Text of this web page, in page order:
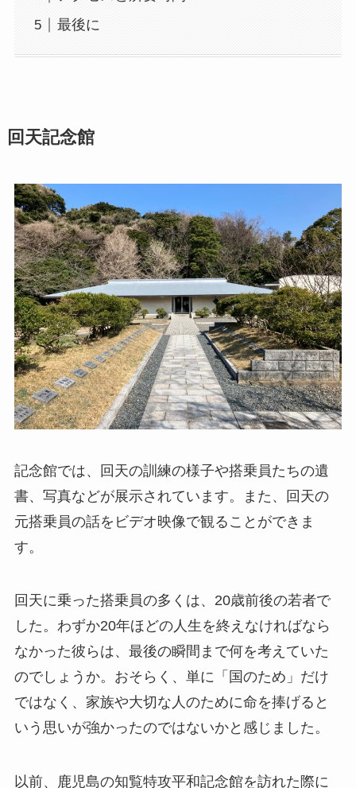
最後に
回天記念館
記念館では、回天の訓練の様子や搭乗員たちの遺
書、写真などが展示されています。また、回天の
元搭乗員の話をビデオ映像で観ることができま
す。
回天に乗った搭乗員の多くは、20歳前後の若者で
した。わずか20年ほどの人生を終えなければなら
なかった彼らは、最後の瞬間まで何を考えていた
のでしょうか。おそらく、単に「国のため」だけ
ではなく、家族や大切な人のために命を捧げると
いう思いが強かったのではないかと感じました。
以前、鹿児島の知覧特攻平和記念館を訪れた際に